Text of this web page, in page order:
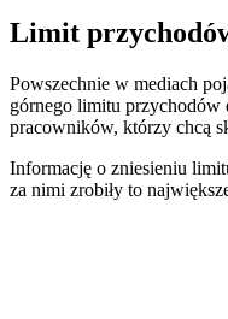
Limit
Powszechnie w mediach
górnego limitu przychodów
pracowników, którzy chcą
Informację o zniesieniu
za nimi zrobiły to